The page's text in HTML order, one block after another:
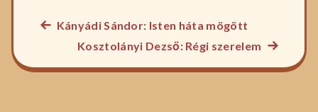
Bejegyzés
navigáció
Előző
főzelék
recept:
Kányádi Sándor: Isten háta mögött
Kosztolányi Dezső: Régi szerelem
főzelék